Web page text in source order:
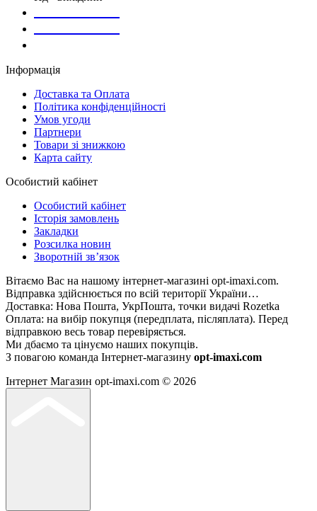
Інформація
Доставка та Оплата
Політика конфіденційності
Умов угоди
Партнери
Товари зі знижкою
Карта сайту
Особистий кабінет
Особистий кабінет
Історія замовлень
Закладки
Розсилка новин
Зворотній зв’язок
Вітаємо Вас на нашому інтернет-магазині opt-imaxi.com.
Відправка здійснюється по всій території України…
Доставка: Нова Пошта, УкрПошта, точки видачі Rozetka
Оплата: на вибір покупця (передплата, післяплата). Перед
відправкою весь товар перевіряється.
Ми дбаємо та цінуємо наших покупців.
З повагою команда Інтернет-магазину opt-imaxi.com
Інтернет Магазин opt-imaxi.com © 2026